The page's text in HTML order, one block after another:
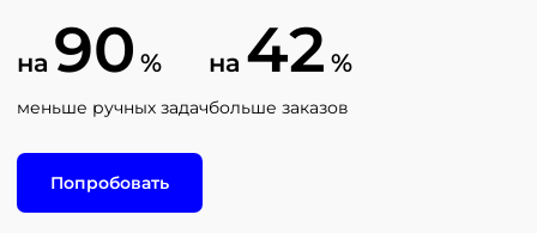
на 90 %
меньше ручных задач
на 42 %
больше заказов
Попробовать